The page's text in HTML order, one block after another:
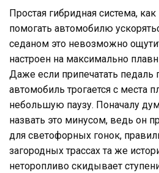
Простая гибридная система,
помогать автомобилю
седаном это невозможно
настроен на максимально
Даже если припечатать педаль
автомобиль трогается с места
небольшую паузу. Поначалу
назвать это минусом, ведь он
для светофорных гонок,
загородных трассах та же
неторопливо скидывает